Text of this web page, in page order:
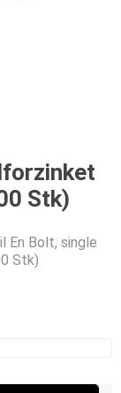
Stk)
En Bolt, single
Stk)